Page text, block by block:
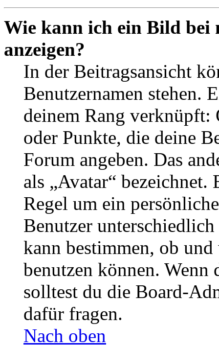
Wie kann ich ein Bild bei
anzeigen?
In der Beitragsansicht
Benutzernamen stehen.
deinem Rang verknüpft:
oder Punkte, die deine
Forum angeben. Das
als „Avatar“
Regel um ein
Benutzer
kann bestimmen, ob
benutzen können. Wenn
solltest du die Board-
dafür fragen.
Nach oben